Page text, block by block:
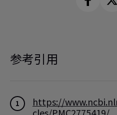
参考引用
1
https://